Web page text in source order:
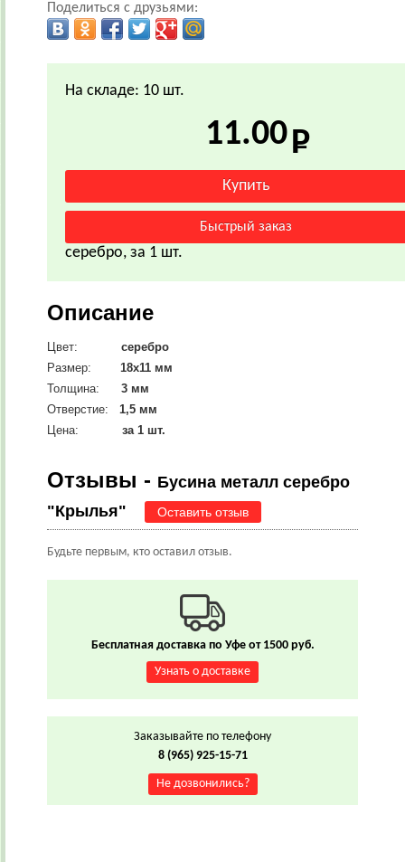
Поделиться с друзьями:
На складе: 10 шт.
11.00
серебро, за 1 шт.
Описание
Цвет:
серебро
Размер:
18х11 мм
Толщина:
3 мм
Отверстие: 1,5 мм
Цена: за 1 шт.
Отзывы - Бусина металл серебро
"Крылья"
Оставить отзыв
Будьте первым, кто оставил отзыв.
Бесплатная доставка по Уфе от 1500 руб.
Узнать о доставке
Заказывайте по телефону
8 (965) 925-15-71
Не дозвонились?